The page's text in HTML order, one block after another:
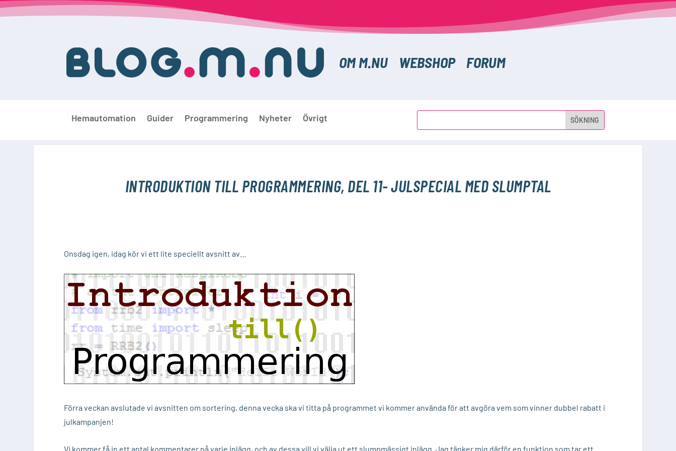
OM M.NU WEBSHOP FORUM
Hemautomation Guider Programmering Nyheter Övrigt
INTRODUKTION TILL PROGRAMMERING, DEL 11- JULSPECIAL MED SLUMPTAL
Onsdag igen, idag kör vi ett lite speciellt avsnitt av…
Förra veckan avslutade vi avsnitten om sortering, denna vecka ska vi titta på programmet vi kommer använda för att avgöra vem som vinner dubbel rabatt i
julkampanjen!
Vi kommer få in ett antal kommentarer på varje inlägg, och av dessa vill vi välja ut ett slumpmässigt inlägg. Jag tänker mig därför en funktion som tar ett